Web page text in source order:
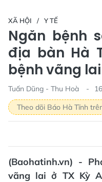
XÃ HỘI Y TẾ
Ngăn bệnh
địa bàn Hà
bệnh vãng lai
Tuấn Dũng - Thu Hoà
Theo dõi Báo Hà Tĩnh
(Baohatinh.vn) -
vãng lai ở TX Kỳ